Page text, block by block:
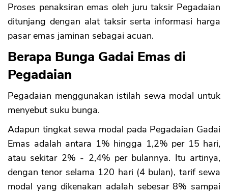
Proses penaksiran emas oleh juru taksir Pegadaian
ditunjang dengan alat taksir serta informasi harga
pasar emas jaminan sebagai acuan.
Berapa Bunga Gadai Emas di
Pegadaian
Pegadaian menggunakan istilah sewa modal untuk
menyebut suku bunga.
Adapun tingkat sewa modal pada Pegadaian Gadai
Emas adalah antara 1% hingga 1,2% per 15 hari,
atau sekitar 2% - 2,4% per bulannya. Itu artinya,
dengan tenor selama 120 hari (4 bulan), tarif sewa
modal yang dikenakan adalah sebesar 8% sampai